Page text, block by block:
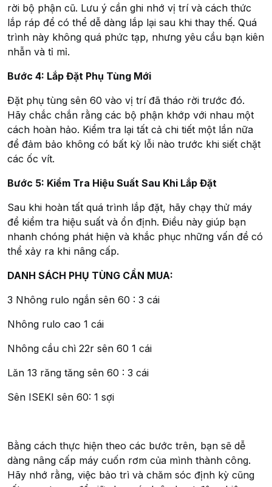
rời bộ phận cũ. Lưu ý cần ghi nhớ vị trí và cách thức
lắp ráp để có thể dễ dàng lắp lại sau khi thay thế. Quá
trình này không quá phức tạp, nhưng yêu cầu bạn kiên
nhẫn và tỉ mỉ.
Bước 4: Lắp Đặt Phụ Tùng Mới
Đặt phụ tùng sên 60 vào vị trí đã tháo rời trước đó.
Hãy chắc chắn rằng các bộ phận khớp với nhau một
cách hoàn hảo. Kiểm tra lại tất cả chi tiết một lần nữa
để đảm bảo không có bất kỳ lỗi nào trước khi siết chặt
các ốc vít.
Bước 5: Kiểm Tra Hiệu Suất Sau Khi Lắp Đặt
Sau khi hoàn tất quá trình lắp đặt, hãy chạy thử máy
để kiểm tra hiệu suất và ổn định. Điều này giúp bạn
nhanh chóng phát hiện và khắc phục những vấn đề có
thể xảy ra khi nâng cấp.
DANH SÁCH PHỤ TÙNG CẦN MUA:
3 Nhông rulo ngắn sên 60 : 3 cái
Nhông rulo cao 1 cái
Nhông cầu chì 22r sên 60 1 cái
Lăn 13 răng tăng sên 60 : 3 cái
Sên ISEKI sên 60: 1 sợi
Bằng cách thực hiện theo các bước trên, bạn sẽ dễ
dàng nâng cấp máy cuốn rơm của mình thành công.
Hãy nhớ rằng, việc bảo trì và chăm sóc định kỳ cũng